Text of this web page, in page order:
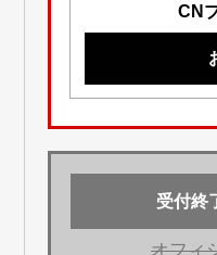
CN
受付終
オフィ